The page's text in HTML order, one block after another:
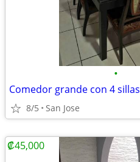
•
Comedor grande con 4 sillas
8/5 San Jose
₡45,000